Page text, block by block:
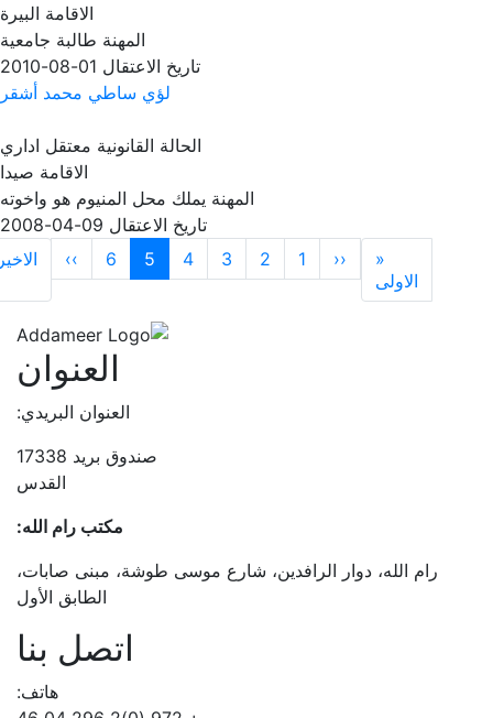
الاقامة البيرة
المهنة طالبة جامعية
تاريخ الاعتقال 01-08-2010
لؤي ساطي محمد أشقر
الحالة القانونية معتقل اداري
الاقامة صيدا
المهنة يملك محل المنيوم هو واخوته
تاريخ الاعتقال 09-04-2008
الاولىFirst page
Previous page
Next page
الاخيرة
العنوان
العنوان البريدي:
صندوق بريد 17338
القدس
مكتب رام الله:
رام الله، دوار الرافدين، شارع موسى طوشة، مبنى صابات،
الطابق الأول
اتصل بنا
هاتف: